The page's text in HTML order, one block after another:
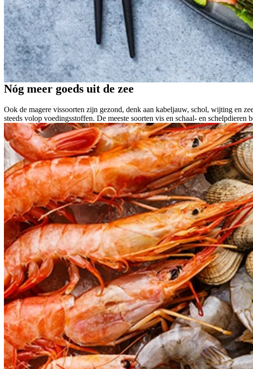
Nóg meer goeds uit de zee
Ook de magere vissoorten zijn gezond, denk aan kabeljauw, schol, wijting en
steeds volop voedingsstoffen. De meeste soorten vis en schaal- en